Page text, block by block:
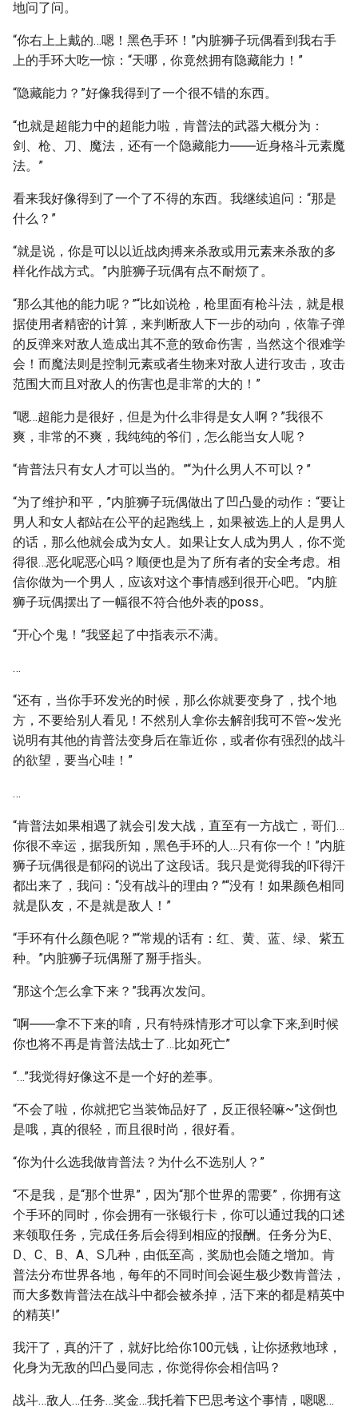
地问了问。
“你右上上戴的…嗯！黑色手环！”内脏狮子玩偶看到我右手
上的手环大吃一惊：“天哪，你竟然拥有隐藏能力！”
“隐藏能力？”好像我得到了一个很不错的东西。
“也就是超能力中的超能力啦，肯普法的武器大概分为：
剑、枪、刀、魔法，还有一个隐藏能力――近身格斗元素魔
法。”
看来我好像得到了一个了不得的东西。我继续追问：“那是
什么？”
“就是说，你是可以以近战肉搏来杀敌或用元素来杀敌的多
样化作战方式。”内脏狮子玩偶有点不耐烦了。
“那么其他的能力呢？”“比如说枪，枪里面有枪斗法，就是根
据使用者精密的计算，来判断敌人下一步的动向，依靠子弹
的反弹来对敌人造成出其不意的致命伤害，当然这个很难学
会！而魔法则是控制元素或者生物来对敌人进行攻击，攻击
范围大而且对敌人的伤害也是非常的大的！”
“嗯…超能力是很好，但是为什么非得是女人啊？”我很不
爽，非常的不爽，我纯纯的爷们，怎么能当女人呢？
“肯普法只有女人才可以当的。”“为什么男人不可以？”
“为了维护和平，”内脏狮子玩偶做出了凹凸曼的动作：“要让
男人和女人都站在公平的起跑线上，如果被选上的人是男人
的话，那么他就会成为女人。如果让女人成为男人，你不觉
得很…恶化呢恶心吗？顺便也是为了所有者的安全考虑。相
信你做为一个男人，应该对这个事情感到很开心吧。”内脏
狮子玩偶摆出了一幅很不符合他外表的poss。
“开心个鬼！”我竖起了中指表示不满。
…
“还有，当你手环发光的时候，那么你就要变身了，找个地
方，不要给别人看见！不然别人拿你去解剖我可不管~发光
说明有其他的肯普法变身后在靠近你，或者你有强烈的战斗
的欲望，要当心哇！”
…
“肯普法如果相遇了就会引发大战，直至有一方战亡，哥们…
你很不幸运，据我所知，黑色手环的人…只有你一个！”内脏
狮子玩偶很是郁闷的说出了这段话。我只是觉得我的吓得汗
都出来了，我问：“没有战斗的理由？”“没有！如果颜色相同
就是队友，不是就是敌人！”
“手环有什么颜色呢？”“常规的话有：红、黄、蓝、绿、紫五
种。”内脏狮子玩偶掰了掰手指头。
“那这个怎么拿下来？”我再次发问。
“啊――拿不下来的唷，只有特殊情形才可以拿下来,到时候
你也将不再是肯普法战士了…比如死亡”
“…”我觉得好像这不是一个好的差事。
“不会了啦，你就把它当装饰品好了，反正很轻嘛~”这倒也
是哦，真的很轻，而且很时尚，很好看。
“你为什么选我做肯普法？为什么不选别人？”
“不是我，是“那个世界”，因为“那个世界的需要”，你拥有这
个手环的同时，你会拥有一张银行卡，你可以通过我的口述
来领取任务，完成任务后会得到相应的报酬。任务分为E、
D、C、B、A、S几种，由低至高，奖励也会随之增加。肯
普法分布世界各地，每年的不同时间会诞生极少数肯普法，
而大多数肯普法在战斗中都会被杀掉，活下来的都是精英中
的精英!”
我汗了，真的汗了，就好比给你100元钱，让你拯救地球，
化身为无敌的凹凸曼同志，你觉得你会相信吗？
战斗…敌人…任务…奖金…我托着下巴思考这个事情，嗯嗯…